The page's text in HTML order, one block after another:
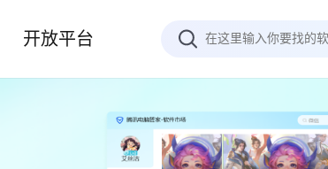
开放平台